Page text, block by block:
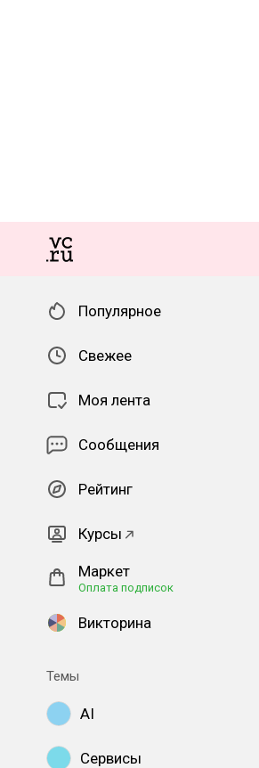
Популярное
Свежее
Моя лента
Сообщения
Рейтинг
Курсы
Маркет
Оплата подписок
Викторина
Темы
AI
Сервисы